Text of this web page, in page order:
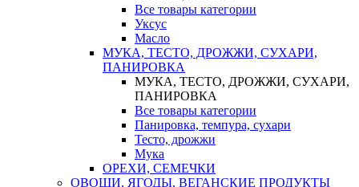
Все товары категории
Уксус
Масло
МУКА, ТЕСТО, ДРОЖЖИ, СУХАРИ,
ПАНИРОВКА
МУКА, ТЕСТО, ДРОЖЖИ, СУХАРИ,
ПАНИРОВКА
Все товары категории
Панировка, темпура, сухари
Тесто, дрожжи
Мука
ОРЕХИ, СЕМЕЧКИ
ОВОЩИ, ЯГОДЫ, ВЕГАНСКИЕ ПРОДУКТЫ